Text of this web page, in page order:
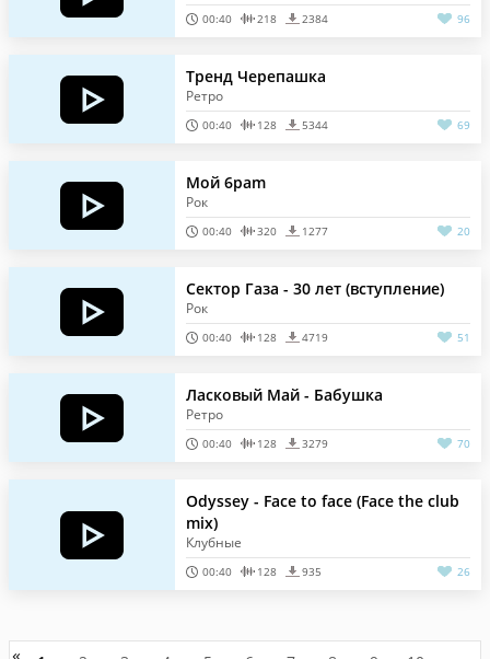
00:40 218 2384 96
Тренд Черепашка
Ретро
00:40 128 5344 69
Мой 6раm
Рок
00:40 320 1277 20
Сектор Газа - 30 лет (вступление)
Рок
00:40 128 4719 51
Ласковый Май - Бабушка
Ретро
00:40 128 3279 70
Odyssey - Face to face (Face the club
mix)
Клубные
00:40 128 935 26